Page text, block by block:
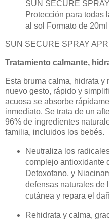
SUN SECURE
Protección para todas
al sol Formato de
SUN SECURE SPRAY
Tratamiento calmante,
Esta bruma calma, hidrata
nuevo gesto, rápido y
acuosa se absorbe
inmediato. Se trata de un
96% de ingredientes
familia, incluidos los bebés.
Neutraliza los
complejo antioxidante
Detoxofano, y
defensas naturales de
cutánea y repara el
Rehidrata y calma,